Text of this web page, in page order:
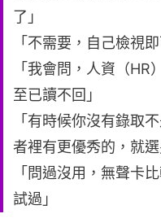
了」
「不需要，自己檢視即
「我會問，人資（
至已讀不回」
「有時候你沒有錄取
者裡有更優秀的，就選
「問過沒用，無聲卡
試過」